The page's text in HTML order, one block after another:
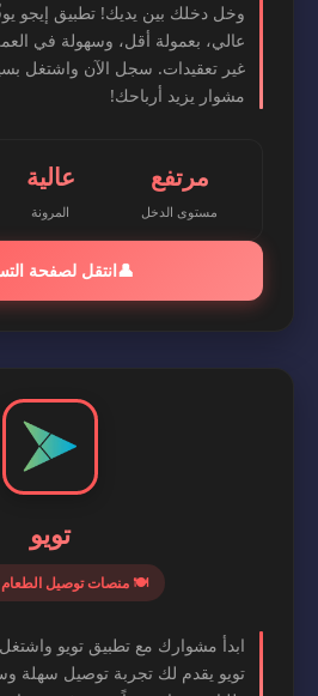
وخل دخلك بين يديك! تطبيق إيجو
عالي، بعمولة أقل، وسهولة في
غير تعقيدات. سجل الآن واشتغل
مشوار يزيد أرباحك!
مرتفع
مستوى الدخل
عالية
المرونة
👤انتقل لصفحة
تويو
🍽️ منصات توصيل الطعام
ابدأ مشوارك مع تطبيق تويو
تويو يقدم لك تجربة توصيل سهلة